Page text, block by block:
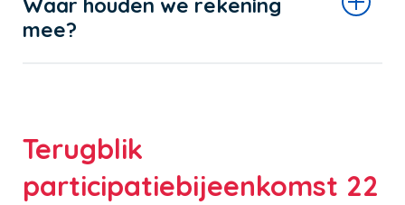
mee?
Terugblik
participatiebijeenkomst 22